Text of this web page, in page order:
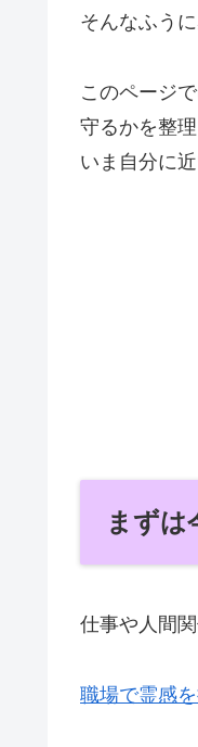
そんなふう
このページ
守るかを整理
いま自分に
まずは
仕事や人間
職場で霊感